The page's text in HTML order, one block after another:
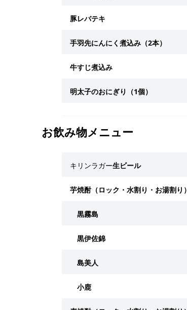
豚レバテキ
手羽先にんにく煮込み（2本）
牛すじ煮込み
明太子のおにぎり（1個）
お飲み物メニュー
キリンラガー生ビール
芋焼酎（ロック・水割り・お湯割り）
黒霧島
黒伊佐錦
島美人
小鹿